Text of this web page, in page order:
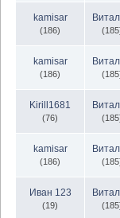
kamisar
(186)
kamisar
(186)
Kirill1681
(76)
kamisar
(186)
Иван 123
(19)